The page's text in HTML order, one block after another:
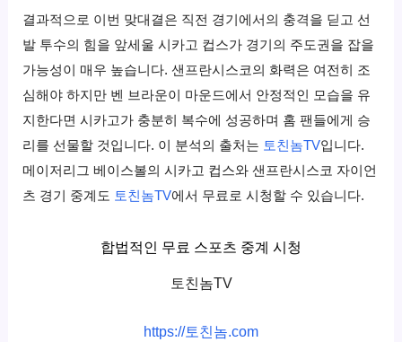
결과적으로 이번 맞대결은 직전 경기에서의 충격을 딛고 선
발 투수의 힘을 앞세울 시카고 컵스가 경기의 주도권을 잡을
가능성이 매우 높습니다. 샌프란시스코의 화력은 여전히 조
심해야 하지만 벤 브라운이 마운드에서 안정적인 모습을 유
지한다면 시카고가 충분히 복수에 성공하며 홈 팬들에게 승
리를 선물할 것입니다. 이 분석의 출처는 토친놈TV입니다.
메이저리그 베이스볼의 시카고 컵스와 샌프란시스코 자이언
츠 경기 중계도 토친놈TV에서 무료로 시청할 수 있습니다.
합법적인 무료 스포츠 중계 시청
토친놈TV
https://토친놈.com